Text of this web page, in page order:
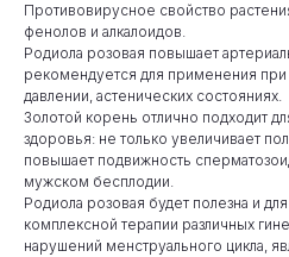
Противовирусное свойство
фенолов и алкалоидов.
Родиола розовая повышает
рекомендуется для применения
давлении, астенических состояниях.
Золотой корень отлично подходит
здоровья: не только увеличивает
повышает подвижность
мужском бесплодии.
Родиола розовая будет полезна и
комплексной терапии различных
нарушений менструального цикла,